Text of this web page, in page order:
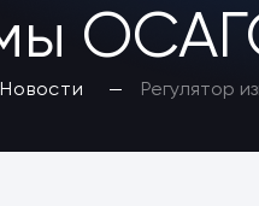
Новости Регулятор